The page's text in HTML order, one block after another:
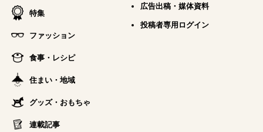
特集
ファッション
食事・レシピ
住まい・地域
グッズ・おもちゃ
連載記事
広告出稿・媒体資料
投稿者専用ログイン